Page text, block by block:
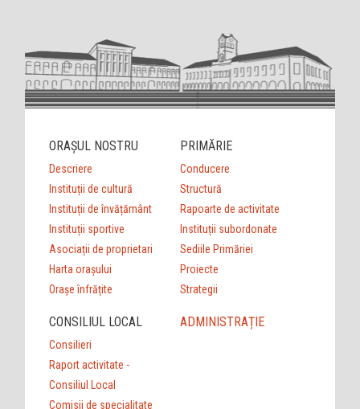
ORAȘUL NOSTRU
Descriere
Instituții de cultură
Instituții de învățământ
Instituții sportive
Asociații de proprietari
Harta orașului
Orașe înfrățite
PRIMĂRIE
Conducere
Structură
Rapoarte de activitate
Instituții subordonate
Sediile Primăriei
Proiecte
Strategii
CONSILIUL LOCAL
Consilieri
Raport activitate -
Consiliul Local
Comisii de specialitate
ADMINISTRAȚIE